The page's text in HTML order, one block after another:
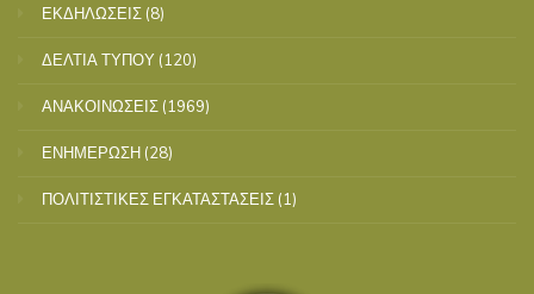
ΕΚΔΗΛΩΣΕΙΣ (8)
ΔΕΛΤΙΑ ΤΥΠΟΥ (120)
ΑΝΑΚΟΙΝΩΣΕΙΣ (1969)
ΕΝΗΜΕΡΩΣΗ (28)
ΠΟΛΙΤΙΣΤΙΚΕΣ ΕΓΚΑΤΑΣΤΑΣΕΙΣ (1)